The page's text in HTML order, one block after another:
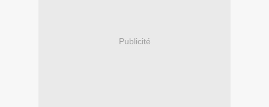
Publicité